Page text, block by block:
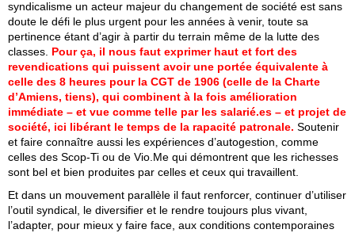
syndicalisme un acteur majeur du changement de société est sans
doute le défi le plus urgent pour les années à venir, toute sa
pertinence étant d’agir à partir du terrain même de la lutte des
classes. Pour ça, il nous faut exprimer haut et fort des
revendications qui puissent avoir une portée équivalente à
celle des 8 heures pour la CGT de 1906 (celle de la Charte
d’Amiens, tiens), qui combinent à la fois amélioration
immédiate – et vue comme telle par les salarié.es – et projet de
société, ici libérant le temps de la rapacité patronale. Soutenir
et faire connaître aussi les expériences d’autogestion, comme
celles des Scop-Ti ou de Vio.Me qui démontrent que les richesses
sont bel et bien produites par celles et ceux qui travaillent.
Et dans un mouvement parallèle il faut renforcer, continuer d’utiliser
l’outil syndical, le diversifier et le rendre toujours plus vivant,
l’adapter, pour mieux y faire face, aux conditions contemporaines